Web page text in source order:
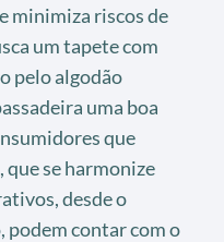
minimiza riscos de
um tapete com
pelo algodão
uma boa
que
que se harmonize
desde o
podem contar com o